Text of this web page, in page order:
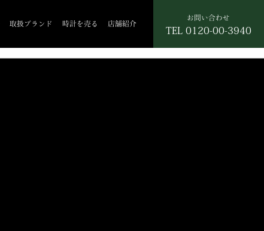
取扱ブランド 時計を売る 店舗紹介
お問い合わせ
TEL 0120-00-3940